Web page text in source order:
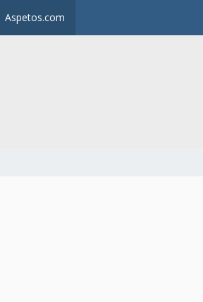
Aspetos.com